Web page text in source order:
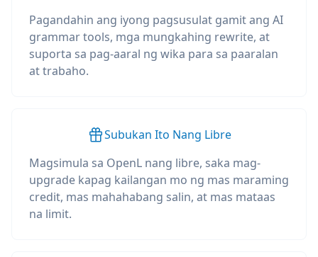
Pagandahin ang iyong pagsusulat gamit ang AI
grammar tools, mga mungkahing rewrite, at
suporta sa pag-aaral ng wika para sa paaralan
at trabaho.
Subukan Ito Nang Libre
Magsimula sa OpenL nang libre, saka mag-
upgrade kapag kailangan mo ng mas maraming
credit, mas mahahabang salin, at mas mataas
na limit.